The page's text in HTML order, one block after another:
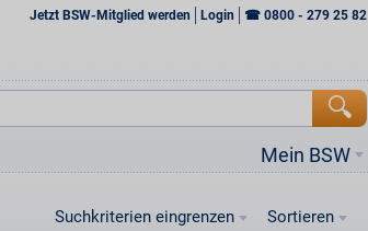
Jetzt BSW-Mitglied werden Login ☎ 0800 - 279 25 82
Mein BSW
Suchkriterien eingrenzen Sortieren